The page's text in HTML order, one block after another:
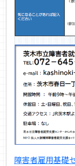
障害者雇用基礎